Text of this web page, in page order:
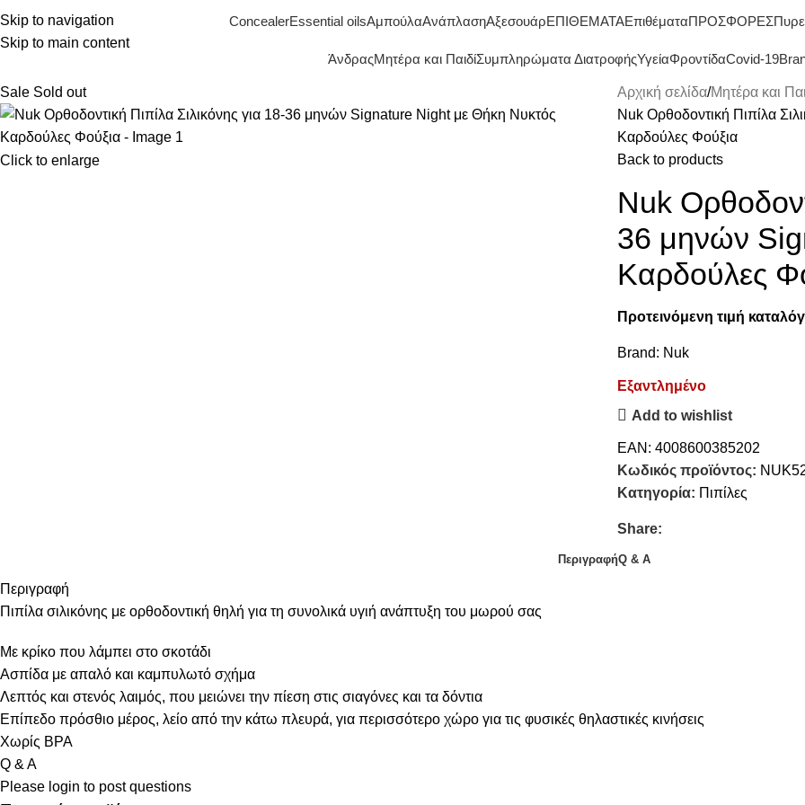
Skip to navigation
Skip to main content
ConcealerEssential oilsΑμπούλαΑνάπλασηΑξεσουάρΕΠΙΘΕΜΑΤΑΕπιθέματαΠΡΟΣΦΟΡΕΣ
ΆνδραςΜητέρα και ΠαιδίΣυμπληρώματα ΔιατροφήςΥγείαΦροντίδαCovid-19
Sale Sold out
Click to enlarge
Αρχική σελίδα Μητέρα και
Nuk Ορθοδοντική Πιπίλα
Καρδούλες Φούξια
Back to products
Nuk
36 μηνών
Καρδούλες
Προτεινόμενη τιμή
Brand: Nuk
Εξαντλημένο
Add to wishlist
EAN: 4008600385202
Κωδικός προϊόντος:
Κατηγορία: Πιπίλες
Share:
ΠεριγραφήQ & A
Περιγραφή
Πιπίλα σιλικόνης με ορθοδοντική θηλή για τη συνολικά υγιή ανάπτυξη του μωρού σας
Με κρίκο που λάμπει στο σκοτάδι
Ασπίδα με απαλό και καμπυλωτό σχήμα
Λεπτός και στενός λαιμός, που μειώνει την πίεση στις σιαγόνες και τα δόντια
Επίπεδο πρόσθιο μέρος, λείο από την κάτω πλευρά, για περισσότερο χώρο για τις φυσικές θηλαστικές κινήσεις
Χωρίς BPA
Q & A
Please login to post questions